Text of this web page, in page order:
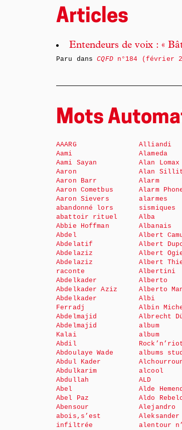
Articles
Entendeurs de voix : «
Paru dansCQFDn°184 (février
Mots
AAARG
Aami
Aami Sayan
Aaron
Aaron Barr
Aaron Cometbus
Aaron Sievers
abandonné lors
abattoir rituel
Abbie Hoffman
Abdel
Abdelatif
Abdelaziz
Abdelaziz
raconte
Abdelkader
Abdelkader Aziz
Abdelkader
Ferradj
Abdelmajid
Abdelmajid
Kalai
Abdil
Abdoulaye Wade
Abdul Kader
Abdulkarim
Abdullah
Abel
Abel Paz
Abensour
abois,s’est
infiltrée
Alliandi
Alameda
Alan Lomax
Alan
Alarm
Alarm
alarmes
sismiques
Alba
Albanais
Albert
Albert
Albert
Albert
Albertini
Alberto
Alberto
Albi
Albin
Albrecht
album
album
albums
alcool
ALD
Alde
Aldo
Alejandro
Aleksander
alentour